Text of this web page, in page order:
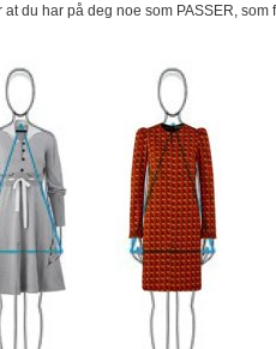
at du har på deg noe som PASSER,